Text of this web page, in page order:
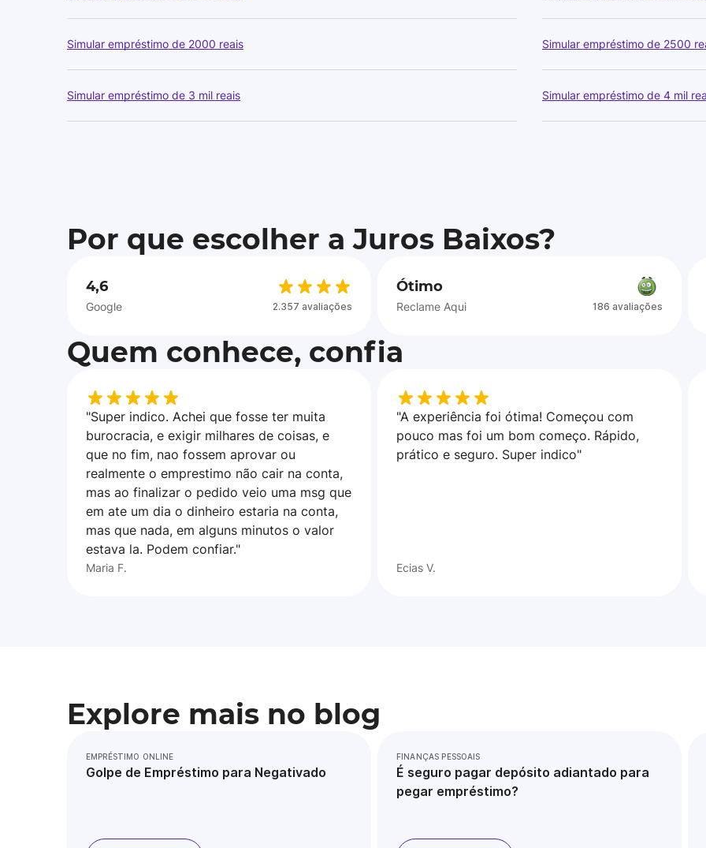
Simular empréstimo de 2000 reais Simular empréstimo de 2500
Simular empréstimo de 3 mil reais Simular empréstimo de 4 mil
Por que escolher a Juros Baixos?
4,6
Google 2.357 avaliações
Ótimo
Reclame Aqui 186 avaliações
Quem conhece, confia
"Super indico. Achei que fosse ter muita
burocracia, e exigir milhares de coisas, e
que no fim, nao fossem aprovar ou
realmente o emprestimo não cair na conta,
mas ao finalizar o pedido veio uma msg que
em ate um dia o dinheiro estaria na conta,
mas que nada, em alguns minutos o valor
estava la. Podem confiar."
Maria F.
"A experiência foi ótima! Começou com
pouco mas foi um bom começo. Rápido,
prático e seguro. Super indico"
Ecias V.
Explore mais no blog
EMPRÉSTIMO ONLINE
Golpe de Empréstimo para Negativado
FINANÇAS PESSOAIS
É seguro pagar depósito adiantado para
pegar empréstimo?